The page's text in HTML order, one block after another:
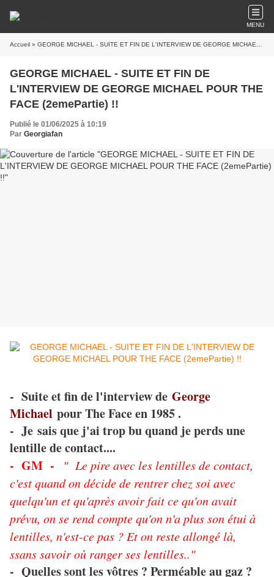
MENU
Accueil » GEORGE MICHAEL - SUITE ET FIN DE L'INTERVIEW DE GEORGE MICHAEL POUR THE FACE (2emePartie) !!
GEORGE MICHAEL - SUITE ET FIN DE
L'INTERVIEW DE GEORGE MICHAEL POUR THE
FACE (2emePartie) !!
Publié le 01/06/2025 à 10:19
Par Georgiafan
- Suite et fin de l'interview de George
Michael pour The Face en 1985 .
- Je sais que j'ai trop bu quand je perds une
lentille de contact....
- GM -
" Le pire avec les lentilles de contact,
c'est quand on décide de rentrer chez soi avec
quelqu'un et qu'après avoir fait ce qu'on avait
prévu, on se rend compte qu'on n'a plus son étui à
lentilles, n'est-ce pas ? Et on reste allongé là,
ssans savoir où ranger ses lentilles.."
- Quelles sont les vôtres ? Perméable au gaz ?